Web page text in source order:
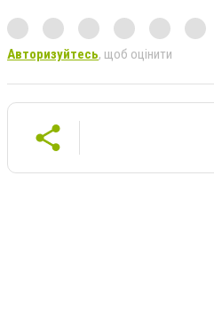
Авторизуйтесь, щоб оцінити